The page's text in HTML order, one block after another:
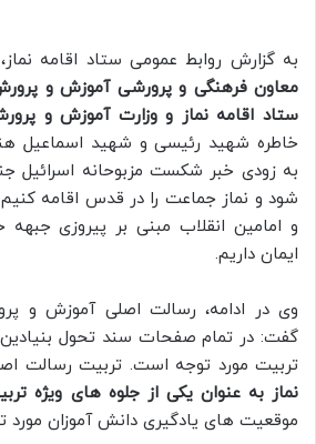
به گزارش روابط عمومی ستاد اقامه
معاون فرهنگی و پرورشی آموزش و
ستاد اقامه نماز و وزارت آموزش و
خاطره شهید رئیسی و شهید اسماعیل
به زودی خبر شکست مزبوحانه اسرائیل
شود و نماز جماعت را در قدس اقامه کنیم
و امامین انقلاب مبنی بر پیروزی جبهه
ایمان داریم.
وی در ادامه، رسالت اصلی آموزش و
گفت: در تمام صفحات سند تحول
تربیت مورد توجه است. تربیت رسالت
نماز به عنوان یکی از جلوه های ویژه
موقعیت های یادگیری دانش آموزان مورد